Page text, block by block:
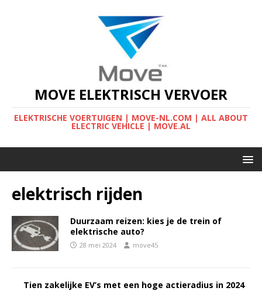
MOVE ELEKTRISCH VERVOER
ELEKTRISCHE VOERTUIGEN | MOVE-NL.COM | ALL ABOUT
ELECTRIC VEHICLE | MOVE.AL
elektrisch rijden
Duurzaam reizen: kies je de trein of
elektrische auto?
28 mei 2024 move45
Tien zakelijke EV’s met een hoge actieradius in 2024